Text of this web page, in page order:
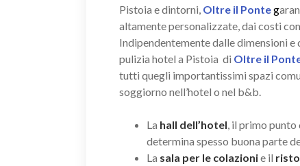
Pistoia e dintorni, Oltre il Ponteg
altamente personalizzate, dai costi
Indipendentemente dalle dimensioni
pulizia hotel a Pistoia di Oltre il
tutti quegli importantissimi spazi
soggiorno nell’hotel o nel b&b.
La hall dell’hotel, il primo
determina spesso buona parte
La sala per le colazionie il